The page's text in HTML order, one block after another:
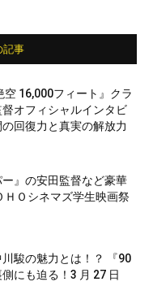
記事
空 16,000フィート』クラ
オフィシャルインタビ
回復力と真実の解放力
ー』の安田監督など豪華
ＨＯシネマズ学生映画祭
駿の魅力とは！？ 『90
にも迫る！3 月 27 日